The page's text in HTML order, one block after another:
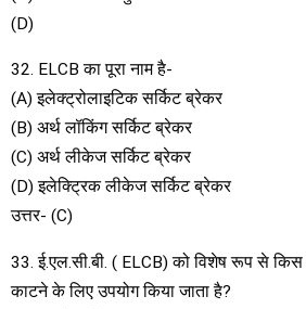
(D)
32. ELCB का पूरा नाम है-
(A) इलेक्ट्रोलाइटिक सर्किट ब्रेकर
(B) अर्थ लॉकिंग सर्किट ब्रेकर
(C) अर्थ लीकेज सर्किट ब्रेकर
(D) इलेक्ट्रिक लीकेज सर्किट ब्रेकर
उत्तर- (C)
33. ई.एल.सी.बी. ( ELCB) को विशेष रूप से किस
काटने के लिए उपयोग किया जाता है?